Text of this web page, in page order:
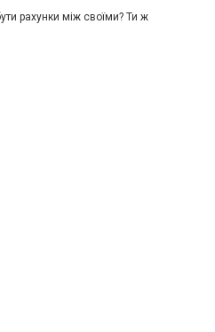
рахунки між своїми? Ти ж